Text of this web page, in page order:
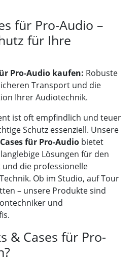
für Pro-Audio –
für Ihre
Pro-Audio kaufen: Robuste
Transport und die
Ihrer Audiotechnik.
ist oft empfindlich und teuer
Schutz essenziell. Unsere
für Pro-Audio bietet
Lösungen für den
die professionelle
Ob im Studio, auf Tour
– unsere Produkte sind
und
& Cases für Pro-